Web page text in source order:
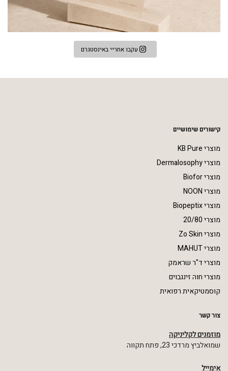
עקבו אחריי באינסטגרם
קישורים שימושיים
מוצרי KB Pure
מוצרי Dermalosophy
מוצרי Biofor
מוצרי NOON
מוצרי Biopeptix
מוצרי 20/80
מוצרי Zo Skin
מוצרי MAHUT
מוצרי ד"ר שראמק
מוצרי חוה זינגבוים
קוסמטיקאית רפואית
צור קשר
מוזמנים לקליניקה
שמואלביץ מרדכי 23, פתח תקווה
אימייל